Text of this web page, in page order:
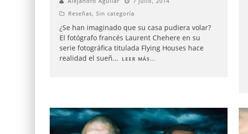
Reseñas Sin categoría
¿Se han imaginado que su casa pudiera volar?
El fotógrafo francés Laurent Chehere en su
serie fotográfica titulada Flying Houses hace
realidad el sueñ... LEER MÁS...